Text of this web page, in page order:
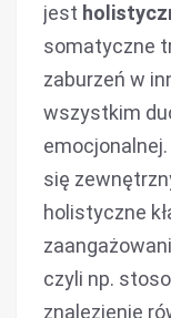
jest
somatyczne
zaburzeń w
wszystkim
się
holistyczne
czyli np.
znalezienie